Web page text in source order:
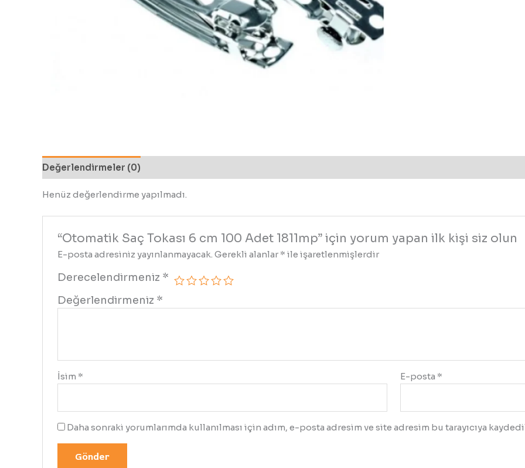
Değerlendirmeler (0)
Henüz değerlendirme yapılmadı.
“Otomatik Saç Tokası 6 cm 100 Adet 1811mp” için yorum yapan ilk kişi siz olun
E-posta adresiniz yayınlanmayacak. Gerekli alanlar * ile işaretlenmişlerdir
Derecelendirmeniz *
Değerlendirmeniz *
İsim * E-posta *
Daha sonraki yorumlarımda kullanılması için adım, e-posta adresim ve site adresim bu tarayıcıya